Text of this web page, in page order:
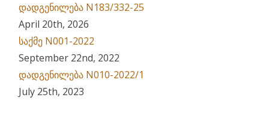
დადგენილება N183/332-25
April 20th, 2026
საქმე N001-2022
September 22nd, 2022
დადგენილება N010-2022/1
July 25th, 2023